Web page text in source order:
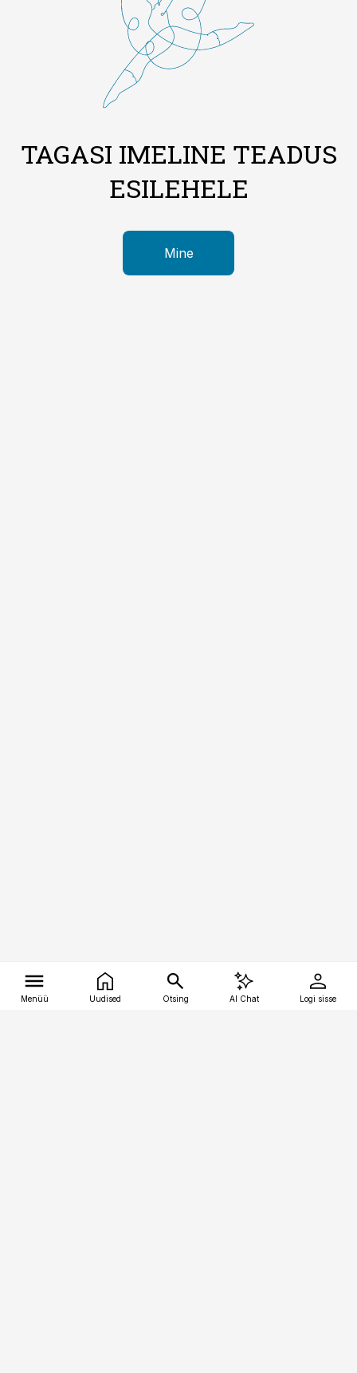
TAGASI IMELINE TEADUS
ESILEHELE
Mine
Menüü Uudised Otsing AI Chat Logi sisse